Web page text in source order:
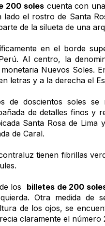
200 soles cuenta con
lado el rostro de Santa
de la silueta de una
en el borde
Al centro, la
Nuevos Soles.
letras y a la derecha el
de doscientos soles se
de detalles finos y
Santa Rosa de Lima
de Caral.
tienen fibrillas
los billetes de 200
Otra medida de
de los ojos, se
claramente el número